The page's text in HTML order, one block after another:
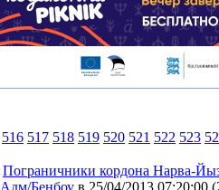
516 517 518 519 520 521 522 523
Пограничники кордона Нарва-
Адм/Бенбоу в 25/04/2013 07:20:00 (